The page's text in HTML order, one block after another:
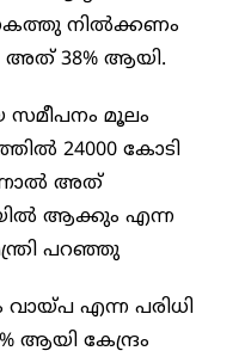
നിൽക്കണം
38% ആയി.
സമീപനം മൂലം
24000 കോടി
അത്
ആക്കും എന്ന
പറഞ്ഞു
വായ്പ എന്ന പരിധി
ആയി കേന്ദ്രം